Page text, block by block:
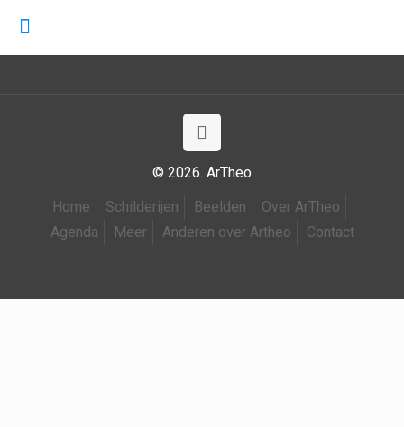
© 2026. ArTheo
Home
Schilderijen Beelden
Over ArTheo
Agenda
Meer Anderen over Artheo Contact